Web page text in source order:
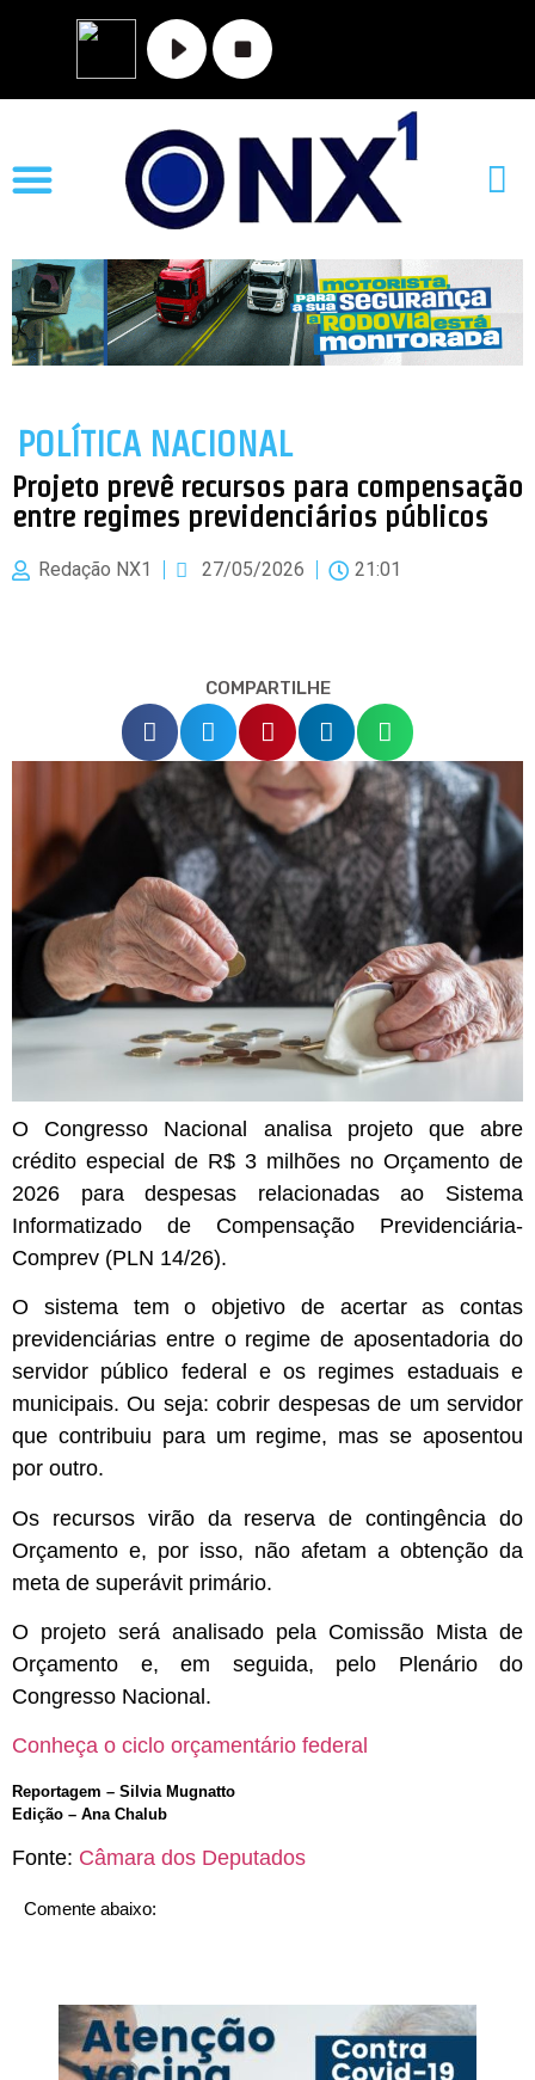
POLÍTICA NACIONAL
Projeto prevê recursos para compensação
entre regimes previdenciários públicos
Redação NX1 27/05/2026 21:01
COMPARTILHE
O Congresso Nacional analisa projeto que abre
crédito especial de R$ 3 milhões no Orçamento de
2026 para despesas relacionadas ao Sistema
Informatizado de Compensação Previdenciária-
Comprev (PLN 14/26).
O sistema tem o objetivo de acertar as contas
previdenciárias entre o regime de aposentadoria do
servidor público federal e os regimes estaduais e
municipais. Ou seja: cobrir despesas de um servidor
que contribuiu para um regime, mas se aposentou
por outro.
Os recursos virão da reserva de contingência do
Orçamento e, por isso, não afetam a obtenção da
meta de superávit primário.
O projeto será analisado pela Comissão Mista de
Orçamento e, em seguida, pelo Plenário do
Congresso Nacional.
Conheça o ciclo orçamentário federal
Reportagem – Silvia Mugnatto
Edição – Ana Chalub
Fonte: Câmara dos Deputados
Comente abaixo: